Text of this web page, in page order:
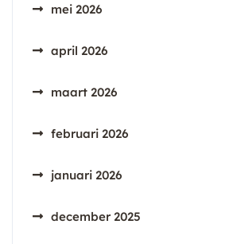
mei 2026
april 2026
maart 2026
februari 2026
januari 2026
december 2025